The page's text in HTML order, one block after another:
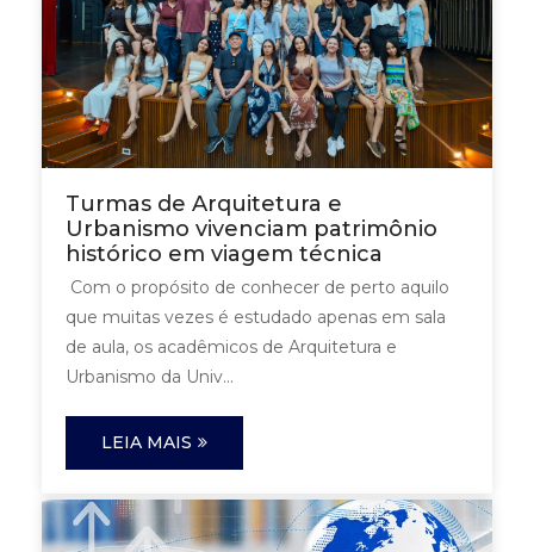
Turmas de Arquitetura e
Urbanismo vivenciam patrimônio
histórico em viagem técnica
Com o propósito de conhecer de perto aquilo
que muitas vezes é estudado apenas em sala
de aula, os acadêmicos de Arquitetura e
Urbanismo da Univ...
LEIA MAIS